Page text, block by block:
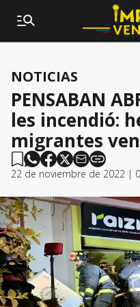
NOTICIAS
PENSABAN
les incendió:
migrantes
22 de noviembre de 2022 |